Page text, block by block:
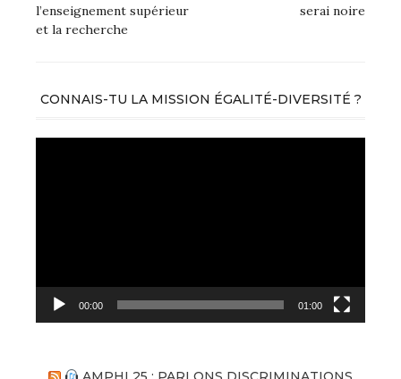
l’enseignement supérieur
et la recherche
serai noire
CONNAIS-TU LA MISSION ÉGALITÉ-DIVERSITÉ ?
00:00 01:00